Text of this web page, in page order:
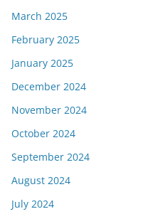
March 2025
February 2025
January 2025
December 2024
November 2024
October 2024
September 2024
August 2024
July 2024